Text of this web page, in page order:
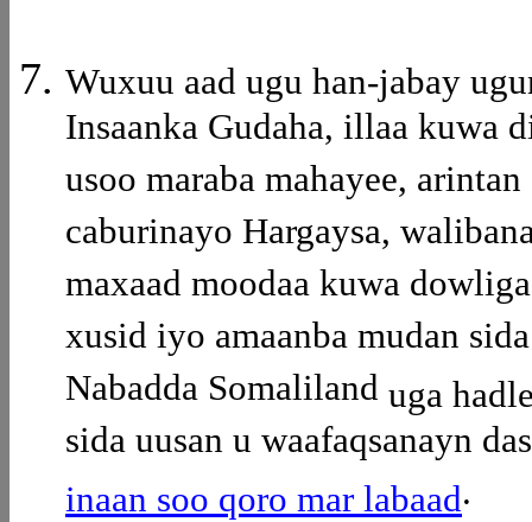
Wuxuu aad ugu han-jabay
Insaanka Gudaha, illaa kuwa
usoo maraba mahayee,
caburinayo Hargaysa,
maxaad moodaa kuwa
xusid iyo amaanba mudan
Nabadda Somaliland uga
sida uusan u waafaqsanayn
inaan soo qoro mar labaad.